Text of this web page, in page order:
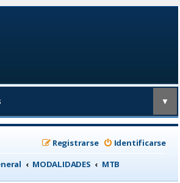
▼
Identificarse
Registrarse
MODALIDADES MTB